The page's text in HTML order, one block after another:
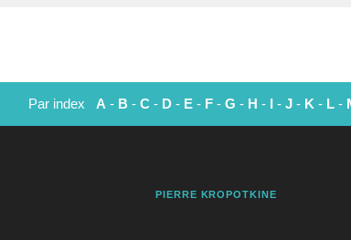
Par index A - B - C - D - E - F - G - H - I - J - K - L -
PIERRE KROPOTKINE